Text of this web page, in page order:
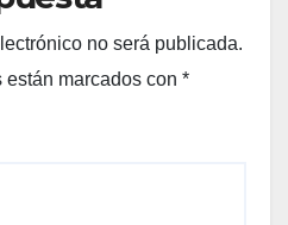
no será publicada.
están marcados con *